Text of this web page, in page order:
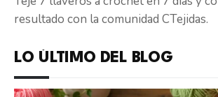
resultado con la comunidad CTejidas.
LO ÚLTIMO DEL BLOG